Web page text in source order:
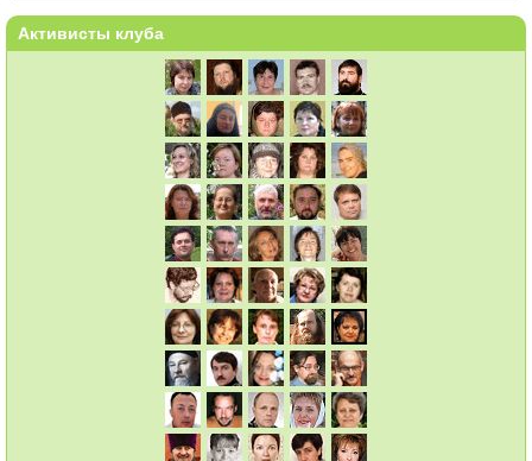
Активисты клуба